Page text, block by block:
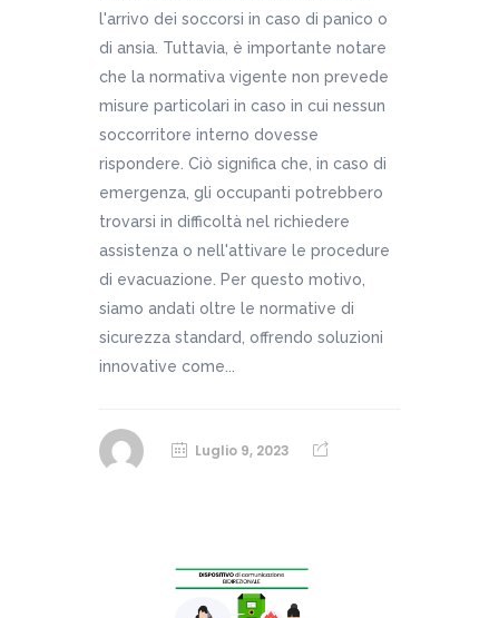
l'arrivo dei soccorsi in caso di panico o
di ansia. Tuttavia, è importante notare
che la normativa vigente non prevede
misure particolari in caso in cui nessun
soccorritore interno dovesse
rispondere. Ciò significa che, in caso di
emergenza, gli occupanti potrebbero
trovarsi in difficoltà nel richiedere
assistenza o nell'attivare le procedure
di evacuazione. Per questo motivo,
siamo andati oltre le normative di
sicurezza standard, offrendo soluzioni
innovative come...
Luglio 9, 2023